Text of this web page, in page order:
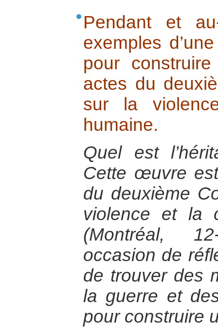
Pendant et
exemples
pour
actes du
sur la
humaine.
Quel est
Cette œuvre
du deuxième
violence et la
(Montréal,
occasion de
de trouver des
la guerre et
pour construire